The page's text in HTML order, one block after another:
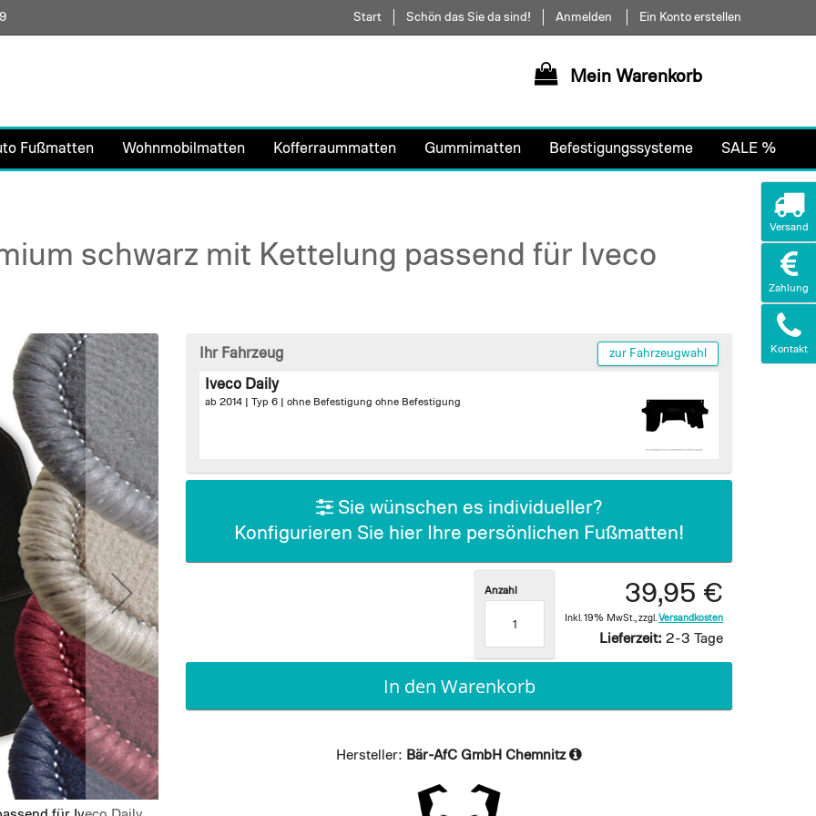
Direkt
zum
Start Schön das Sie da sind! Anmelden Ein Konto erstellen
Mein Warenkorb
Fußmatten Wohnmobilmatten Kofferraummatten Gummimatten Befestigungssysteme SALE %
schwarz mit Kettelung passend für Iveco
Ihr Fahrzeug zur Fahrzeugwahl
Iveco Daily
ab 2014 | Typ 6 | ohne Befestigung ohne Befestigung
Sie wünschen es individueller?
Konfigurieren Sie hier Ihre persönlichen Fußmatten!
39,95 €
Inkl. 19% MwSt. zzgl. Versandkosten
Lieferzeit: 2-3 Tage
Anzahl
In den Warenkorb
Hersteller: Bär-AfC GmbH Chemnitz
Versand
Zahlung
Kontakt